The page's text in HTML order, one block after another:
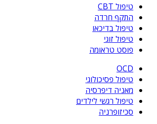
טיפול CBT
התקף חרדה
טיפול בדיכאו
טיפול זוגי
פוסט טראומה
OCD
טיפול פסיכולוגי
מאניה דיפרסיה
טיפול רגשי לילדים
סכיזופרניה